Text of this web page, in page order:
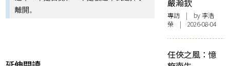
離開。
嚴瀚欽
專訪 | by 李浩
榮 | 2026-08-04
任俠之風：憶